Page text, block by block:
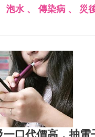
泡水、 傳染病、 災
一口代價高，抽電